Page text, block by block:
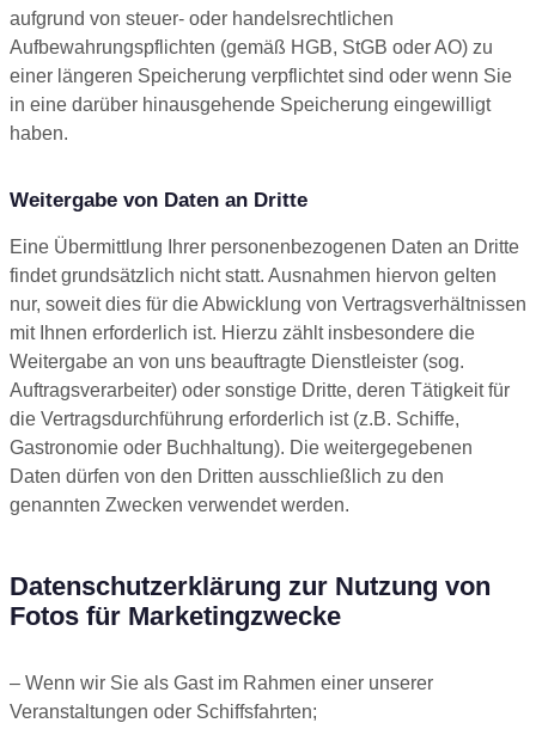
aufgrund von steuer- oder handelsrechtlichen
Aufbewahrungspflichten (gemäß HGB, StGB oder AO) zu
einer längeren Speicherung verpflichtet sind oder wenn Sie
in eine darüber hinausgehende Speicherung eingewilligt
haben.
Weitergabe von Daten an Dritte
Eine Übermittlung Ihrer personenbezogenen Daten an Dritte
findet grundsätzlich nicht statt. Ausnahmen hiervon gelten
nur, soweit dies für die Abwicklung von Vertragsverhältnissen
mit Ihnen erforderlich ist. Hierzu zählt insbesondere die
Weitergabe an von uns beauftragte Dienstleister (sog.
Auftragsverarbeiter) oder sonstige Dritte, deren Tätigkeit für
die Vertragsdurchführung erforderlich ist (z.B. Schiffe,
Gastronomie oder Buchhaltung). Die weitergegebenen
Daten dürfen von den Dritten ausschließlich zu den
genannten Zwecken verwendet werden.
Datenschutzerklärung zur Nutzung von
Fotos für Marketingzwecke
– Wenn wir Sie als Gast im Rahmen einer unserer
Veranstaltungen oder Schiffsfahrten;